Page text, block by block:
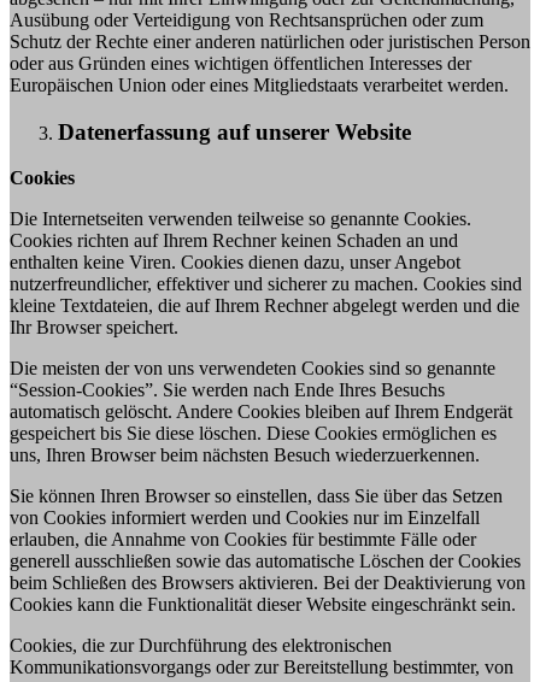
Ausübung oder Verteidigung von Rechtsansprüchen oder zum
Schutz der Rechte einer anderen natürlichen oder juristischen Person
oder aus Gründen eines wichtigen öffentlichen Interesses der
Europäischen Union oder eines Mitgliedstaats verarbeitet werden.
Datenerfassung auf unserer Website
Cookies
Die Internetseiten verwenden teilweise so genannte Cookies.
Cookies richten auf Ihrem Rechner keinen Schaden an und
enthalten keine Viren. Cookies dienen dazu, unser Angebot
nutzerfreundlicher, effektiver und sicherer zu machen. Cookies sind
kleine Textdateien, die auf Ihrem Rechner abgelegt werden und die
Ihr Browser speichert.
Die meisten der von uns verwendeten Cookies sind so genannte
“Session-Cookies”. Sie werden nach Ende Ihres Besuchs
automatisch gelöscht. Andere Cookies bleiben auf Ihrem Endgerät
gespeichert bis Sie diese löschen. Diese Cookies ermöglichen es
uns, Ihren Browser beim nächsten Besuch wiederzuerkennen.
Sie können Ihren Browser so einstellen, dass Sie über das Setzen
von Cookies informiert werden und Cookies nur im Einzelfall
erlauben, die Annahme von Cookies für bestimmte Fälle oder
generell ausschließen sowie das automatische Löschen der Cookies
beim Schließen des Browsers aktivieren. Bei der Deaktivierung von
Cookies kann die Funktionalität dieser Website eingeschränkt sein.
Cookies, die zur Durchführung des elektronischen
Kommunikationsvorgangs oder zur Bereitstellung bestimmter, von